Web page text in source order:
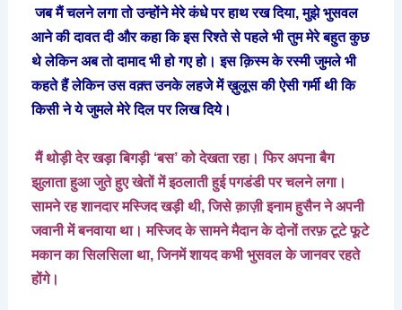
जब मैं चलने लगा तो उन्होंने मेरे कंधे पर हाथ रख दिया,मुझे भुसवल
आने की दावत दी और कहा कि इस रिश्ते से पहले भी तुम मेरे बहुत कुछ
थे लेकिन अब तो दामाद भी हो गए हो। इस क़िस्म के रस्मी जुमले भी
कहते हैं लेकिन उस वक़्त उनके लहजे में ख़ुलूस की ऐसी गर्मी थी कि
किसी ने ये जुमले मेरे दिल पर लिख दिये।
मैं थोड़ी देर खड़ा बिगड़ी‘बस’ को देखता रहा। फिर अपना बैग
झुलाता हुआ जुते हुए खेतों में इठलाती हुई पगडंडी पर चलने लगा।
सामने रह शानदार मस्जिद खड़ी थी,जिसे क़ाज़ी इनाम हुसैन ने अपनी
जवानी में बनवाया था। मस्जिद के सामने मैदान के दोनों तरफ़ टूटे फूटे
मकान का सिलसिला था,जिनमें शायद कभी भुसवल के जानवर रहते
होंगे।